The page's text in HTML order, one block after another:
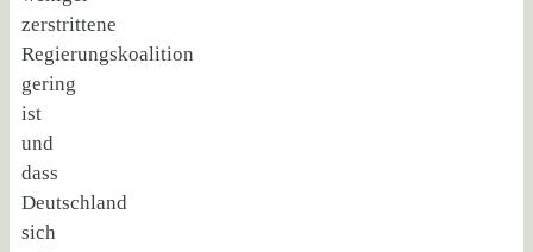
zerstrittene
Regierungskoalition
gering
ist
und
dass
Deutschland
sich